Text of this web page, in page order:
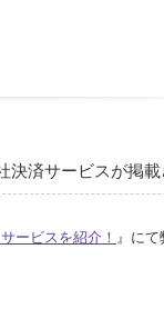
決済サービスが掲載
ービスを紹介！ 』にて